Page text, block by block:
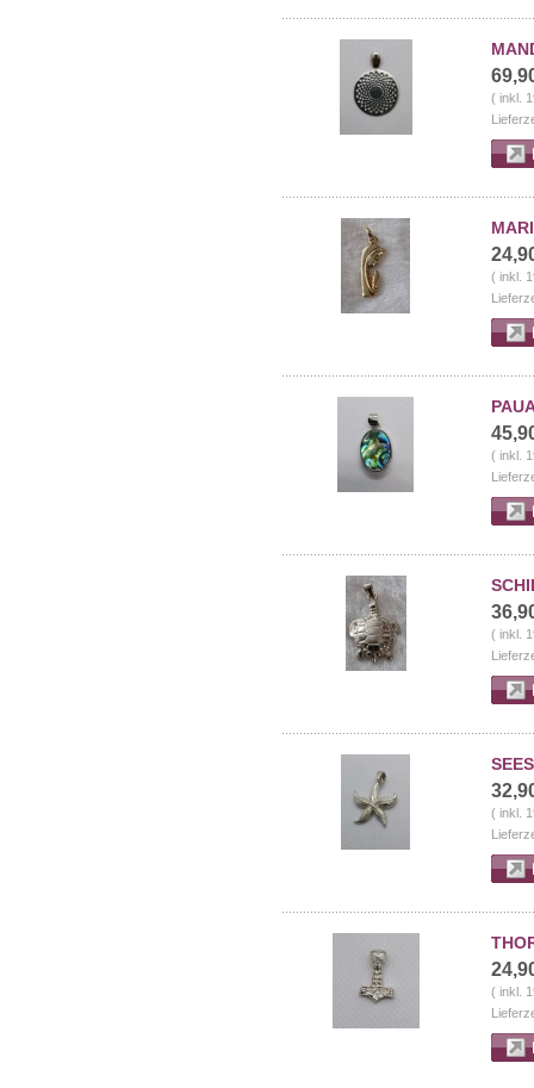
( inkl.
( inkl.
( inkl.
( inkl.
( inkl.
( inkl.